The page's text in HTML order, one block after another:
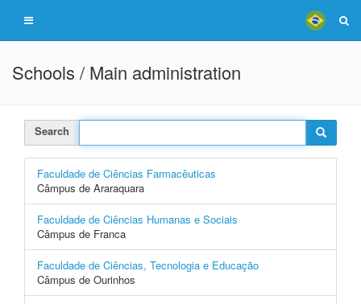
Schools / Main administration
Search
Faculdade de Ciências Farmacêuticas
Câmpus de Araraquara
Faculdade de Ciências Humanas e Sociais
Câmpus de Franca
Faculdade de Ciências, Tecnologia e Educação
Câmpus de Ourinhos